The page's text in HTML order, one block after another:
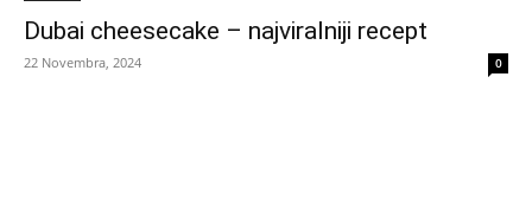
Dubai cheesecake – najviralniji recept
22 Novembra, 2024 0